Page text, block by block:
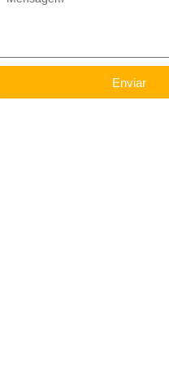
Enviar